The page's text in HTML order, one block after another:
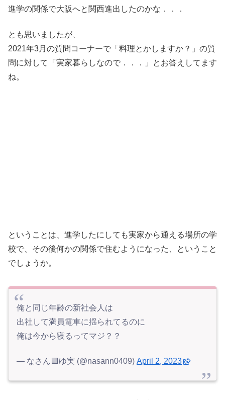
進学の関係で大阪へと関西進出したのかな．．．
とも思いましたが、
2021年3月の質問コーナーで「料理とかしますか？」の質
問に対して「実家暮らしなので．．．」とお答えしてます
ね。
ということは、進学したにしても実家から通える場所の学
校で、その後何かの関係で住むようになった、ということ
でしょうか。
俺と同じ年齢の新社会人は
出社して満員電車に揺られてるのに
俺は今から寝るってマジ？？
— なさん🟩ゆ実 (@nasann0409) April 2, 2023